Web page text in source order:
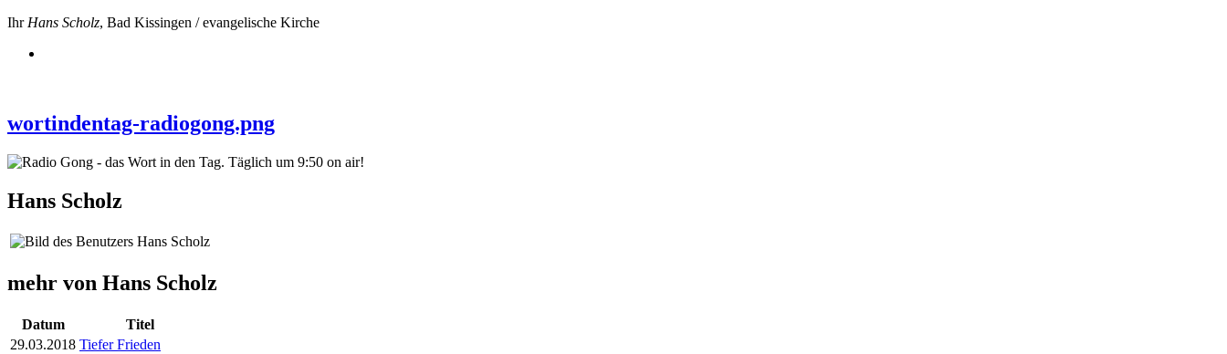
Ihr Hans Scholz, Bad Kissingen / evangelische Kirche
wortindentag-radiogong.png
Hans Scholz
mehr von Hans Scholz
Datum
Titel
29.03.2018 Tiefer Frieden